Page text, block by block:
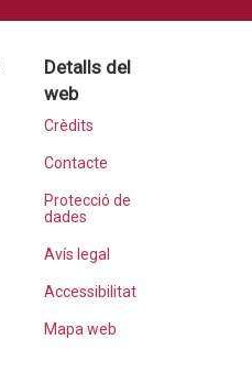
Detalls del
web
Crèdits
Contacte
Protecció de
dades
Avís legal
Accessibilitat
Mapa web